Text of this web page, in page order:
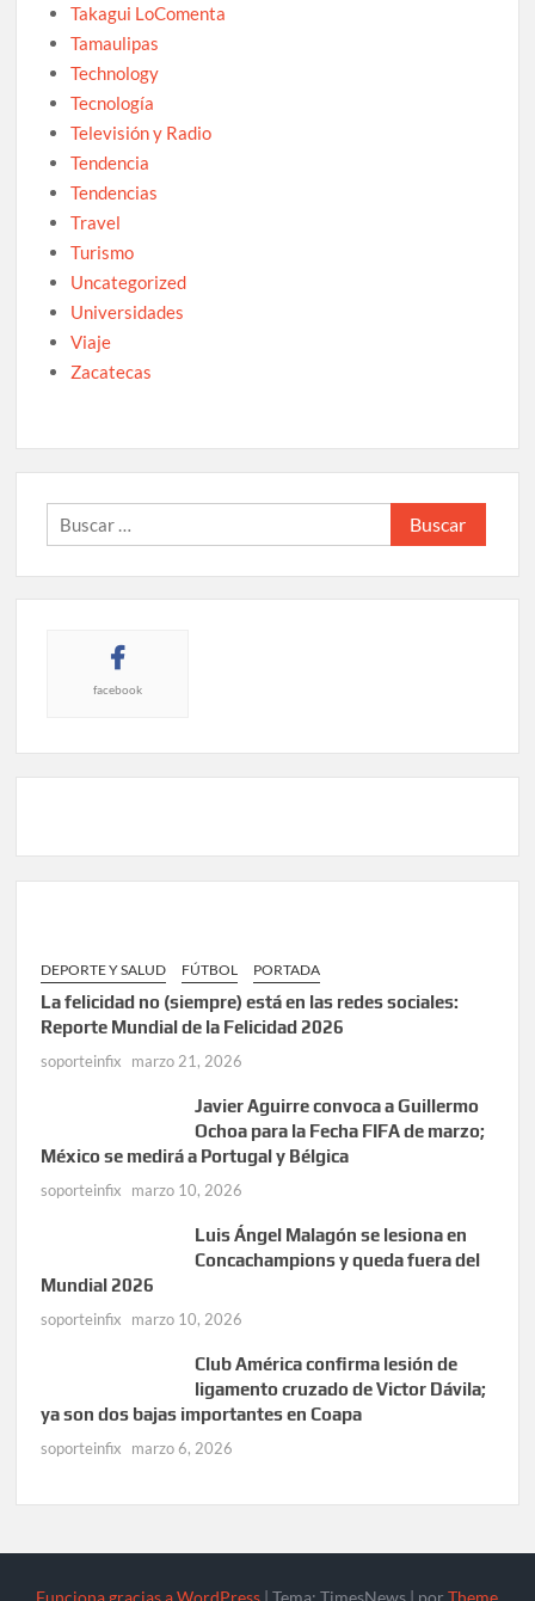
Takagui LoComenta
Tamaulipas
Technology
Tecnología
Televisión y Radio
Tendencia
Tendencias
Travel
Turismo
Uncategorized
Universidades
Viaje
Zacatecas
Buscar:
facebook
DEPORTE Y SALUD FÚTBOL PORTADA
La felicidad no (siempre) está en las redes sociales:
Reporte Mundial de la Felicidad 2026
soporteinfix marzo 21, 2026
Javier Aguirre convoca a Guillermo
Ochoa para la Fecha FIFA de marzo;
México se medirá a Portugal y Bélgica
soporteinfix marzo 10, 2026
Luis Ángel Malagón se lesiona en
Concachampions y queda fuera del
Mundial 2026
soporteinfix marzo 10, 2026
Club América confirma lesión de
ligamento cruzado de Victor Dávila;
ya son dos bajas importantes en Coapa
soporteinfix marzo 6, 2026